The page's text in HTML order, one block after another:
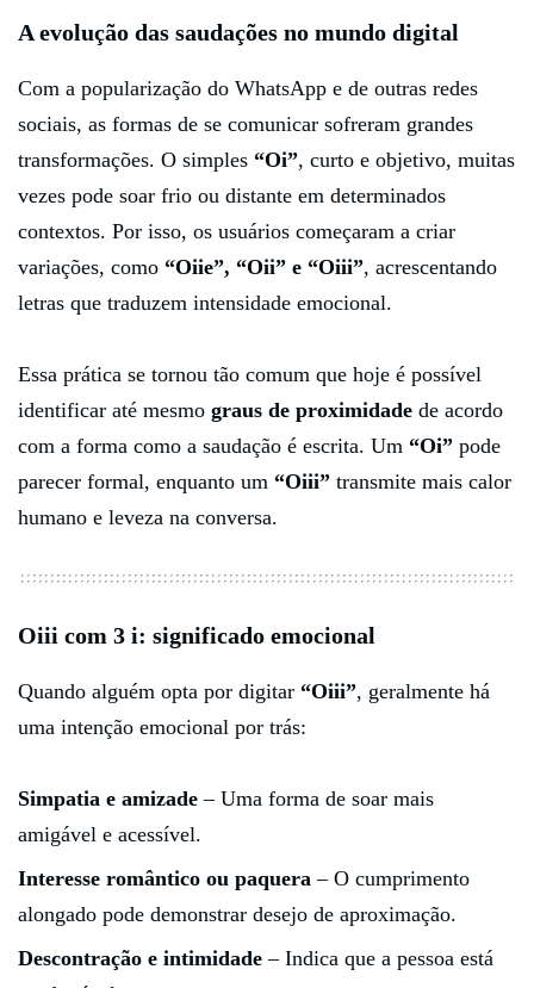
A evolução das saudações no mundo digital
Com a popularização do WhatsApp e de outras redes
sociais, as formas de se comunicar sofreram grandes
transformações. O simples “Oi”, curto e objetivo, muitas
vezes pode soar frio ou distante em determinados
contextos. Por isso, os usuários começaram a criar
variações, como “Oiie”, “Oii” e “Oiii”, acrescentando
letras que traduzem intensidade emocional.
Essa prática se tornou tão comum que hoje é possível
identificar até mesmo graus de proximidade de acordo
com a forma como a saudação é escrita. Um “Oi” pode
parecer formal, enquanto um “Oiii” transmite mais calor
humano e leveza na conversa.
Oiii com 3 i: significado emocional
Quando alguém opta por digitar “Oiii”, geralmente há
uma intenção emocional por trás:
Simpatia e amizade – Uma forma de soar mais
amigável e acessível.
Interesse romântico ou paquera – O cumprimento
alongado pode demonstrar desejo de aproximação.
Descontração e intimidade – Indica que a pessoa está